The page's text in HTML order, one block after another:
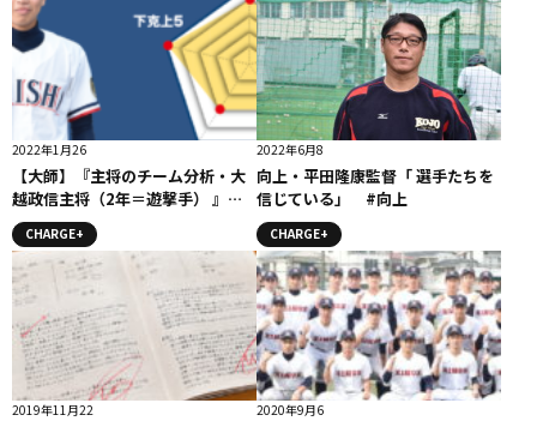
2022年1月26
【大師】『主将のチーム分析・大
越政信主将（2年＝遊撃手） 』コ
ラム #大師
CHARGE+
2022年6月8
向上・平田隆康監督「 選手たちを
信じている」 #向上
CHARGE+
2019年11月22 2020年9月6